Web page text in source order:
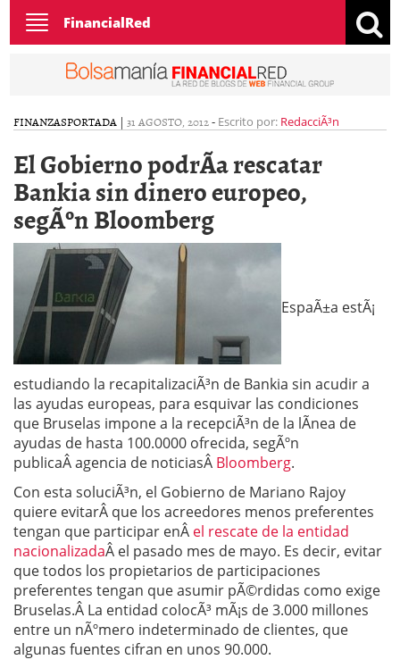
Toggle
navigation
FinancialRed
FINANZASPORTADA | 31 AGOSTO, 2012- Escrito por: RedacciÃ³n
El Gobierno podrÃ­a rescatar
Bankia sin dinero europeo,
segÃºn Bloomberg
EspaÃ±a estÃ¡
estudiando la recapitalizaciÃ³n de Bankia sin acudir a
las ayudas europeas, para esquivar las condiciones
que Bruselas impone a la recepciÃ³n de la lÃ­nea de
ayudas de hasta 100.0000 ofrecida, segÃºn
publicaÂ agencia de noticiasÂ Bloomberg.
Con esta soluciÃ³n, el Gobierno de Mariano Rajoy
quiere evitarÂ que los acreedores menos preferentes
tengan que participar enÂ el rescate de la entidad
nacionalizadaÂ el pasado mes de mayo. Es decir, evitar
que todos los propietarios de participaciones
preferentes tengan que asumir pÃ©rdidas como exige
Bruselas.Â La entidad colocÃ³ mÃ¡s de 3.000 millones
entre un nÃºmero indeterminado de clientes, que
algunas fuentes cifran en unos 90.000.